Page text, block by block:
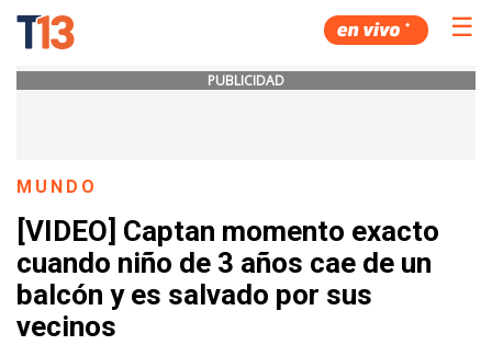
☰
PUBLICIDAD
MUNDO
[VIDEO] Captan momento exacto
cuando niño de 3 años cae de un
balcón y es salvado por sus
vecinos